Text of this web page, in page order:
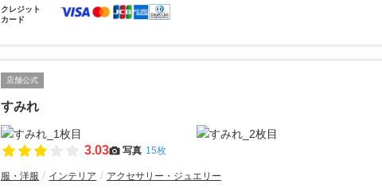
クレジット
カード
店舗公式
すみれ
3.03 写真 15枚
服・洋服 インテリア アクセサリー・ジュエリー